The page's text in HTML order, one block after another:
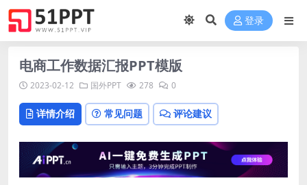
登录
电商工作数据汇报PPT模版
2023-02-12 国外PPT 278 0
详情介绍 常见问题 评论建议